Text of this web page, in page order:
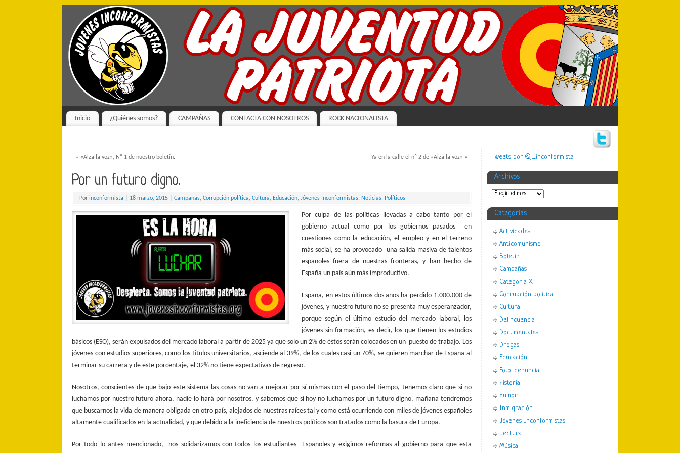
Inicio ¿Quiénes somos? CAMPAÑAS CONTACTA CON NOSOTROS ROCK NACIONALISTA
« «Alza la voz», Nº 1 de nuestro boletín. Ya en la calle el nº 2 de «Alza la voz» »
Por un futuro digno.
Por inconformista 18 marzo, 2015 Campañas, Corrupción política, Cultura, Educación, Jóvenes Inconformistas, Noticias, Políticos
Por culpa de las políticas llevadas a cabo tanto por el
gobierno actual como por los gobiernos pasados en
cuestiones como la educación, el empleo y en el terreno
más social, se ha provocado una salida masiva de talentos
españoles fuera de nuestras fronteras, y han hecho de
España un país aún más improductivo.
España, en estos últimos dos años ha perdido 1.000.000 de
jóvenes, y nuestro futuro no se presenta muy esperanzador,
porque según el último estudio del mercado laboral, los
jóvenes sin formación, es decir, los que tienen los estudios
básicos (ESO), serán expulsados del mercado laboral a partir de 2025 ya que solo un 2% de éstos serán colocados en un puesto de trabajo. Los
jóvenes con estudios superiores, como los títulos universitarios, asciende al 39%, de los cuales casi un 70%, se quieren marchar de España al
terminar su carrera y de este porcentaje, el 32% no tiene expectativas de regreso.
Nosotros, conscientes de que bajo este sistema las cosas no van a mejorar por sí mismas con el paso del tiempo, tenemos claro que si no
luchamos por nuestro futuro ahora, nadie lo hará por nosotros, y sabemos que si hoy no luchamos por un futuro digno, mañana tendremos
que buscarnos la vida de manera obligada en otro país, alejados de nuestras raíces tal y como está ocurriendo con miles de jóvenes españoles
altamente cualificados en la actualidad, y que debido a la ineficiencia de nuestros políticos son tratados como la basura de Europa.
Por todo lo antes mencionado, nos solidarizamos con todos los estudiantes Españoles y exigimos reformas al gobierno para que esta
Tweets por @j_inconformista
Archivos
Categorías
Actividades
Anticomunismo
Boletín
Campañas
Categoria XTT
Corrupción política
Cultura
Delincuencia
Documentales
Drogas
Educación
Foto-denuncia
Historia
Humor
Inmigración
Jóvenes Inconformistas
Lectura
Música